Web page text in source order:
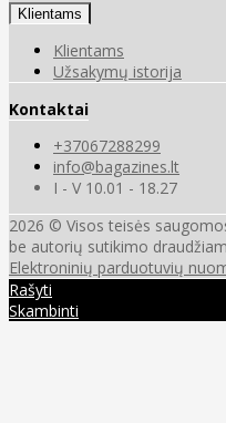
Klientams
Klientams
Užsakymų istorija
Kontaktai
+37067288299
info@bagazines.lt
I - V 10.01 - 18.27
2026 © Visos teisės
be autorių sutikimo
Elektroninių parduotuvių
Rašyti
Skambinti